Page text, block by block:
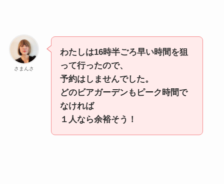
さまんさ
わたしは16時半ごろ早い時間を狙
って行ったので、
予約はしませんでした。
どのビアガーデンもピーク時間で
なければ
１人なら余裕そう！